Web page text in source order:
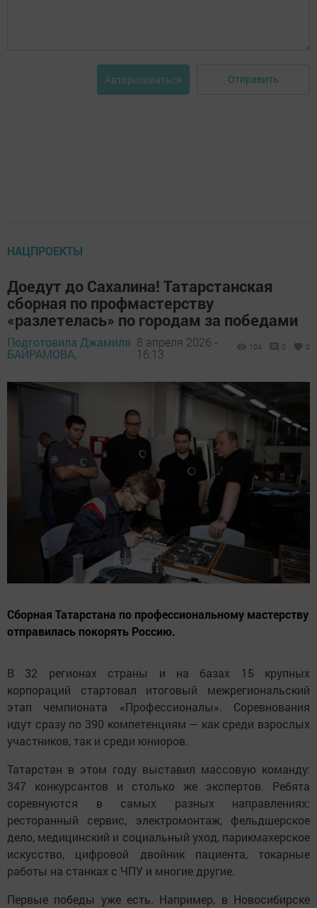
Авторизоваться Отправить
НАЦПРОЕКТЫ
Доедут до Сахалина! Татарстанская
сборная по профмастерству
«разлетелась» по городам за победами
Подготовила Джамиля
БАЙРАМОВА,
8 апреля 2026 -
16:13
104 0 0
Сборная Татарстана по профессиональному мастерству
отправилась покорять Россию.
В 32 регионах страны и на базах 15 крупных
корпораций стартовал итоговый межрегиональский
этап чемпионата «Профессионалы». Соревнования
идут сразу по 390 компетенциям — как среди взрослых
участников, так и среди юниоров.
Татарстан в этом году выставил массовую команду:
347 конкурсантов и столько же экспертов. Ребята
соревнуются в самых разных направлениях:
ресторанный сервис, электромонтаж, фельдшерское
дело, медицинский и социальный уход, парикмахерское
искусство, цифровой двойник пациента, токарные
работы на станках с ЧПУ и многие другие.
Первые победы уже есть. Например, в Новосибирске